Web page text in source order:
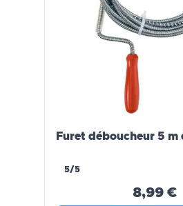
Furet déboucheur 5 m
5/5
8,99 €